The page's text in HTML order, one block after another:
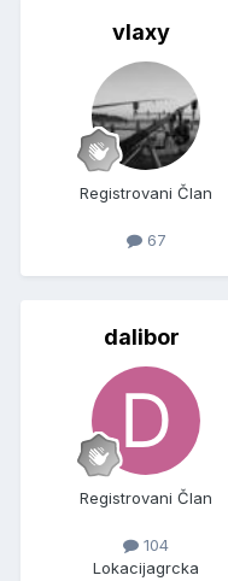
vlaxy
Registrovani Član
67
dalibor
Registrovani Član
104
Lokacijagrcka